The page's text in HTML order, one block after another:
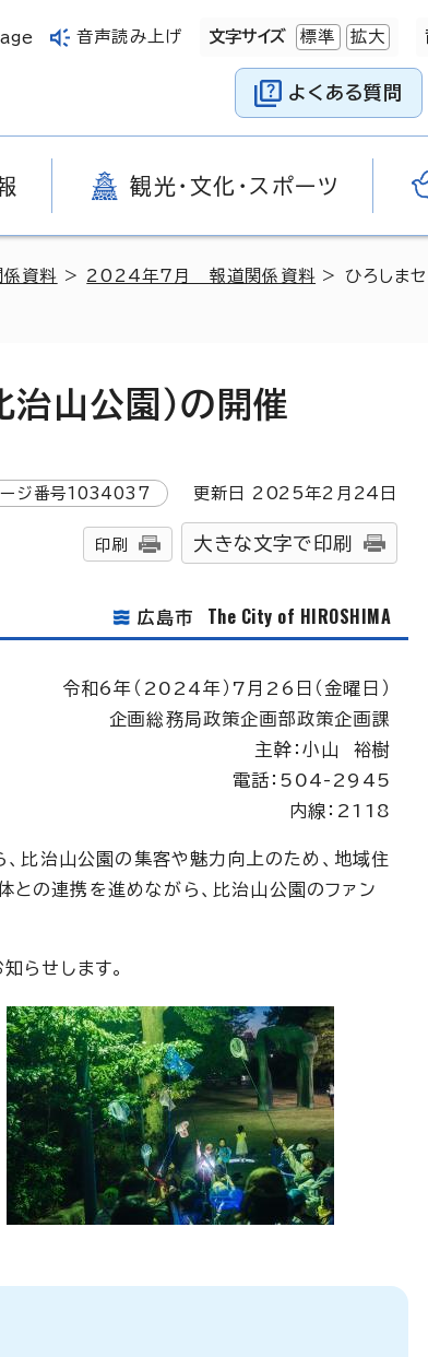
音声読み上げ 文字サイズ 標準 拡大
よくある質問
観光・文化・スポーツ
資料 > 2024年7月 報道関係資料 > ひろしま
山公園）の開催
ジ番号1034037 更新日 2025年2月 24 日
印刷 大きな文字で印刷
広島市 The City of HIROSHIMA
令和6年（2024年）7月26日（金曜日）
企画総務局政策企画部政策企画課
主幹：小山 裕樹
電話：504-2945
内線：2118
、比治山公園の集客や魅力向上のため、地域住
の連携を進めながら、比治山公園のファン
らせします。